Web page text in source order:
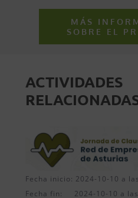
MÁS
SOBRE EL
ACTIVIDADES
Fecha inicio: 2024-10-10 a
Fecha fin: 2024-10-10 a las